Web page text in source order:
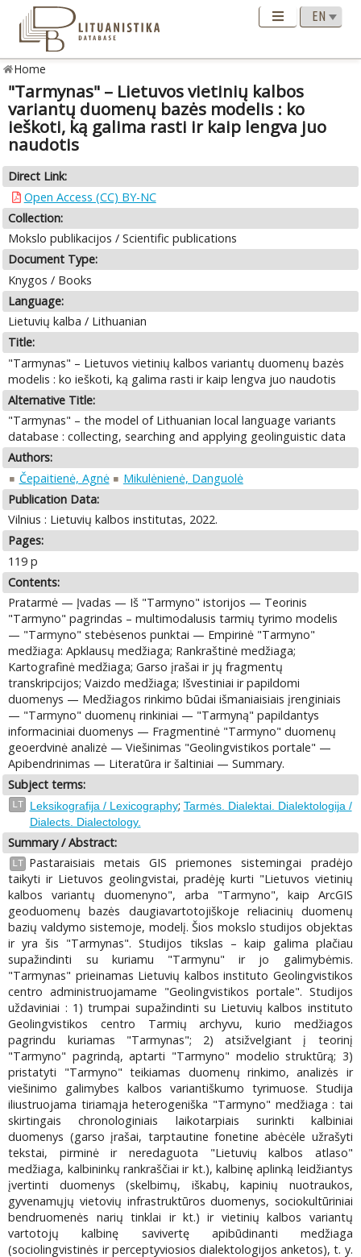
Home
"Tarmynas" – Lietuvos vietinių kalbos
variantų duomenų bazės modelis : ko
ieškoti, ką galima rasti ir kaip lengva juo
naudotis
Direct Link:
Open Access (CC) BY-NC
Collection:
Mokslo publikacijos / Scientific publications
Document Type:
Knygos / Books
Language:
Lietuvių kalba / Lithuanian
Title:
"Tarmynas" – Lietuvos vietinių kalbos variantų duomenų bazės
modelis : ko ieškoti, ką galima rasti ir kaip lengva juo naudotis
Alternative Title:
"Tarmynas" – the model of Lithuanian local language variants
database : collecting, searching and applying geolinguistic data
Authors:
Čepaitienė, Agnė
Mikulėnienė, Danguolė
Publication Data:
Vilnius : Lietuvių kalbos institutas, 2022.
Pages:
119 p
Contents:
Pratarmė — Įvadas — Iš "Tarmyno" istorijos — Teorinis
"Tarmyno" pagrindas – multimodalusis tarmių tyrimo modelis
— "Tarmyno" stebėsenos punktai — Empirinė "Tarmyno"
medžiaga: Apklausų medžiaga; Rankraštinė medžiaga;
Kartografinė medžiaga; Garso įrašai ir jų fragmentų
transkripcijos; Vaizdo medžiaga; Išvestiniai ir papildomi
duomenys — Medžiagos rinkimo būdai išmaniaisiais įrenginiais
— "Tarmyno" duomenų rinkiniai — "Tarmyną" papildantys
informaciniai duomenys — Fragmentinė "Tarmyno" duomenų
geoerdvinė analizė — Viešinimas "Geolingvistikos portale" —
Apibendrinimas — Literatūra ir šaltiniai — Summary.
Subject terms:
LT Leksikografija / Lexicography; Tarmės. Dialektai. Dialektologija /
Dialects. Dialectology.
Summary / Abstract:
LT
Pastaraisiais metais GIS priemones sistemingai pradėjo
taikyti ir Lietuvos geolingvistai, pradėję kurti "Lietuvos vietinių
kalbos variantų duomenyno", arba "Tarmyno", kaip ArcGIS
geoduomenų bazės daugiavartotojiškoje reliacinių duomenų
bazių valdymo sistemoje, modelį. Šios mokslo studijos objektas
ir yra šis "Tarmynas". Studijos tikslas – kaip galima plačiau
supažindinti su kuriamu "Tarmynu" ir jo galimybėmis.
"Tarmynas" prieinamas Lietuvių kalbos instituto Geolingvistikos
centro administruojamame "Geolingvistikos portale". Studijos
uždaviniai : 1) trumpai supažindinti su Lietuvių kalbos instituto
Geolingvistikos centro Tarmių archyvu, kurio medžiagos
pagrindu kuriamas "Tarmynas"; 2) atsižvelgiant į teorinį
"Tarmyno" pagrindą, aptarti "Tarmyno" modelio struktūrą; 3)
pristatyti "Tarmyno" teikiamas duomenų rinkimo, analizės ir
viešinimo galimybes kalbos variantiškumo tyrimuose. Studija
iliustruojama tiriamąja heterogeniška "Tarmyno" medžiaga : tai
skirtingais chronologiniais laikotarpiais surinkti kalbiniai
duomenys (garso įrašai, tarptautine fonetine abėcėle užrašyti
tekstai, pirminė ir neredaguota "Lietuvių kalbos atlaso"
medžiaga, kalbininkų rankraščiai ir kt.), kalbinę aplinką leidžiantys
įvertinti duomenys (skelbimų, iškabų, kapinių nuotraukos,
gyvenamųjų vietovių infrastruktūros duomenys, sociokultūriniai
bendruomenės narių tinklai ir kt.) ir vietinių kalbos variantų
vartotojų kalbinę savivertę apibūdinanti medžiaga
(sociolingvistinės ir perceptyviosios dialektologijos anketos), t. y.